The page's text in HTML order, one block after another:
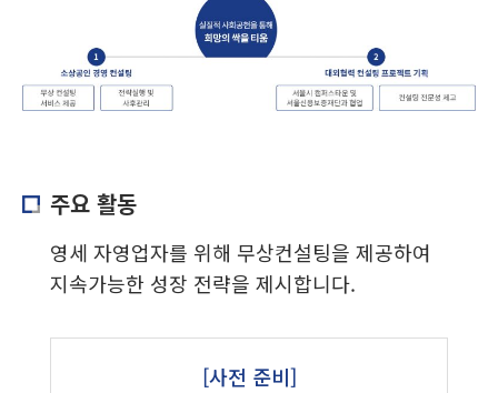
주요 활동
영세 자영업자를 위해 무상컨설팅을 제공하여
지속가능한 성장 전략을 제시합니다.
[사전 준비]